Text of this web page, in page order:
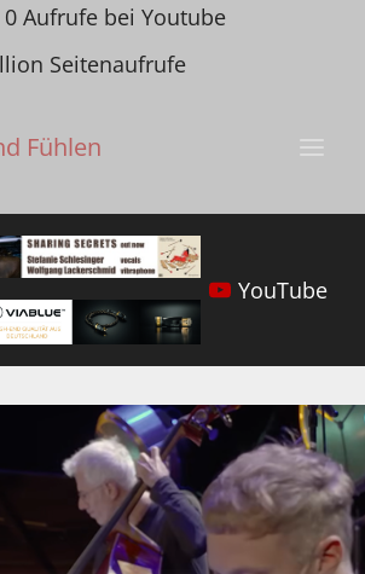
0 Aufrufe bei Youtube
Seitenaufrufe
Fühlen
YouTube